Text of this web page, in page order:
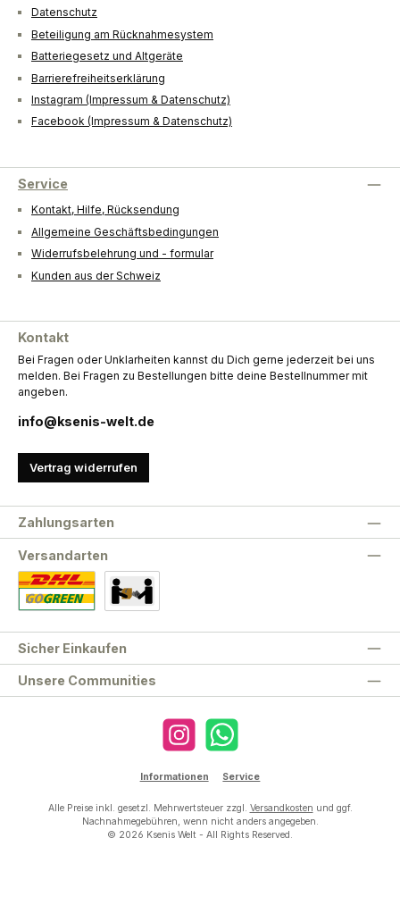
Datenschutz
Beteiligung am Rücknahmesystem
Batteriegesetz und Altgeräte
Barrierefreiheitserklärung
Instagram (Impressum & Datenschutz)
Facebook (Impressum & Datenschutz)
Service
Kontakt, Hilfe, Rücksendung
Allgemeine Geschäftsbedingungen
Widerrufsbelehrung und - formular
Kunden aus der Schweiz
Kontakt
Bei Fragen oder Unklarheiten kannst du Dich gerne jederzeit bei uns
melden. Bei Fragen zu Bestellungen bitte deine Bestellnummer mit
angeben.
info@ksenis-welt.de
Vertrag widerrufen
Unsere Communities
Zahlungsarten
Versandarten
Sicher Einkaufen
Instagram WhatsApp
Informationen Service
Alle Preise inkl. gesetzl. Mehrwertsteuer zzgl. Versandkosten und ggf.
Nachnahmegebühren, wenn nicht anders angegeben.
© 2026 Ksenis Welt - All Rights Reserved.